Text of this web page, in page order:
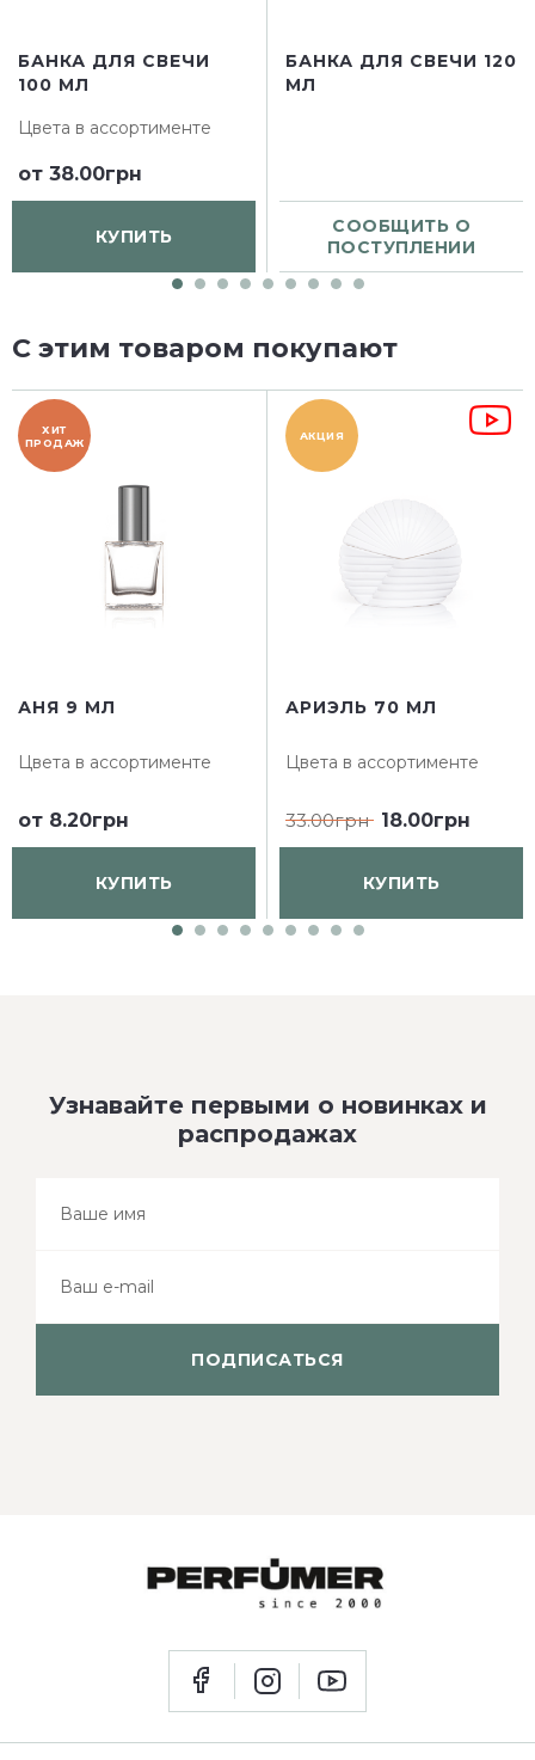
БАНКА ДЛЯ СВЕЧИ
100 МЛ
Цвета в ассортименте
от 38.00грн
КУПИТЬ
БАНКА ДЛЯ СВЕЧИ 120
МЛ
СООБЩИТЬ О
ПОСТУПЛЕНИИ
С этим товаром покупают
ХИТ
ПРОДАЖ
АНЯ 9 МЛ
Цвета в ассортименте
от 8.20грн
КУПИТЬ
АКЦИЯ
АРИЭЛЬ 70 МЛ
Цвета в ассортименте
33.00грн 18.00грн
КУПИТЬ
Узнавайте первыми о новинках и
распродажах
ПОДПИСАТЬСЯ